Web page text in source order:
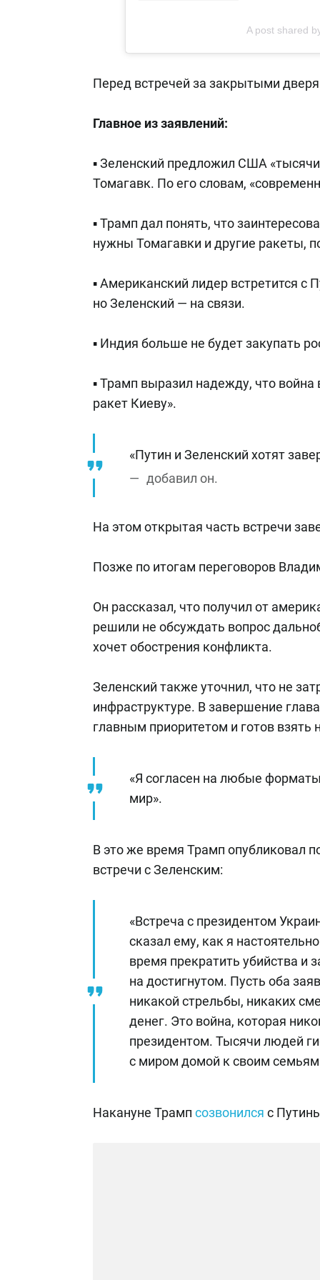
A post shared
Перед встречей за закрытыми
Главное из заявлений:
▪️ Зеленский предложил США
Томагавк. По его словам,
▪️ Трамп дал понять, что
нужны Томагавки и другие ракеты,
▪️ Американский лидер встретится
но Зеленский — на связи.
▪️ Индия больше не будет закупать
▪️ Трамп выразил надежду, что
ракет Киеву».
«Путин и Зеленский хотят
добавил он.
На этом открытая часть встречи
Позже по итогам переговоров
Он рассказал, что получил от
решили не обсуждать вопрос
хочет обострения конфликта.
Зеленский также уточнил, что не
инфраструктуре. В завершение
главным приоритетом и готов взять
«Я согласен на любые
мир».
В это же время Трамп опубликовал
встречи с Зеленским:
«Встреча с президентом
сказал ему, как я
время прекратить убийства и
на достигнутом. Пусть оба
никакой стрельбы, никаких
денег. Это война, которая
президентом. Тысячи людей
с миром домой к своим
Накануне Трамп созвонился с